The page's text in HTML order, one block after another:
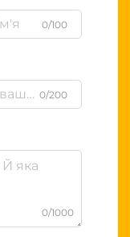
0/100
0/200
0/1000